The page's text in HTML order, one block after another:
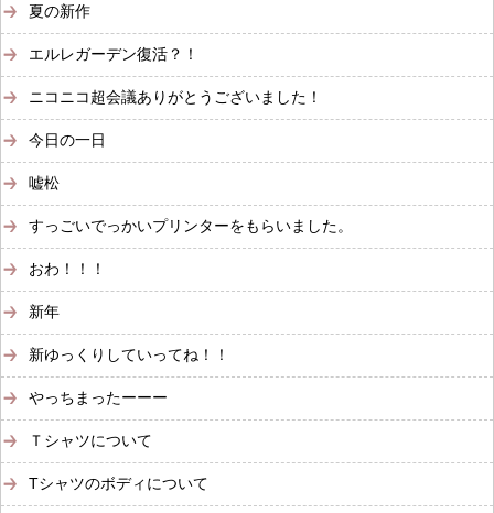
夏の新作
エルレガーデン復活？！
ニコニコ超会議ありがとうございました！
今日の一日
嘘松
すっごいでっかいプリンターをもらいました。
おわ！！！
新年
新ゆっくりしていってね！！
やっちまったーーー
Ｔシャツについて
Tシャツのボディについて